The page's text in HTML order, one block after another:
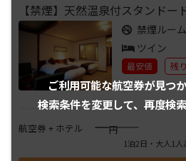
ご利用可能な航空券が見つ
検索条件を変更して、 再度検
【禁煙】天然温泉付スタンドー
禁煙ルーム
ツイン
最安値 残
航空券 + ホテル ――――円
1泊2日・大人1人